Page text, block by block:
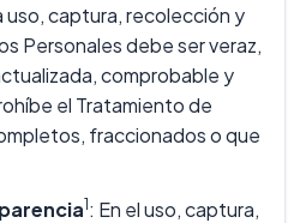
uso, captura, recolección y
Personales debe ser veraz,
comprobable y
el Tratamiento de
fraccionados o que
1 : En el uso, captura,